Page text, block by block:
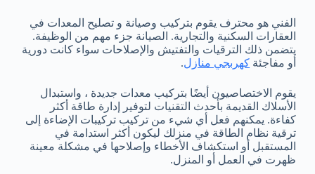
الفني هو محترف يقوم بتركيب وصيانة و تصليح المعدات في
العقارات السكنية والتجارية. الصيانة جزء مهم من الوظيفة.
يتضمن ذلك الترقيات والتفتيش والإصلاحات سواء كانت دورية
أو مفاجئة كهربجي منازل.
يقوم الاختصاصيون أيضًا بتركيب معدات جديدة ، واستبدال
الأسلاك القديمة بأحدث التقنيات لتوفير إدارة طاقة أكثر
كفاءة. يمكنهم فعل أي شيء من تركيب تركيبات الإضاءة إلى
ترقية نظام الطاقة في منزلك ليكون أكثر استدامة في
المستقبل أو استكشاف الأخطاء وإصلاحها في مشكلة معينة
ظهرت في العمل أو المنزل.